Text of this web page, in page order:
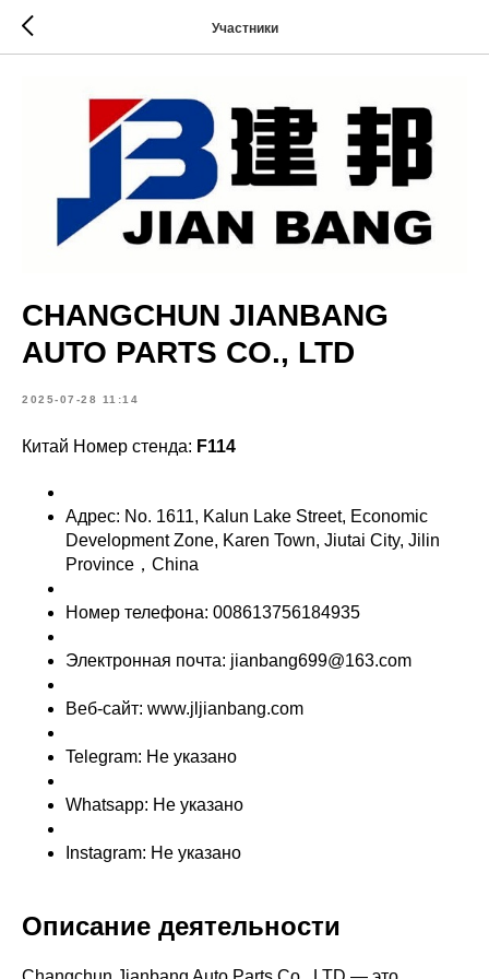
Участники
CHANGCHUN JIANBANG
AUTO PARTS CO., LTD
2025-07-28 11:14
Китай Номер стенда: F114
Адрес: No. 1611, Kalun Lake Street, Economic
Development Zone, Karen Town, Jiutai City, Jilin
Province，China
Номер телефона: 008613756184935
Электронная почта: jianbang699@163.com
Веб-сайт: www.jljianbang.com
Telegram: Не указано
Whatsapp: Не указано
Instagram: Не указано
Описание деятельности